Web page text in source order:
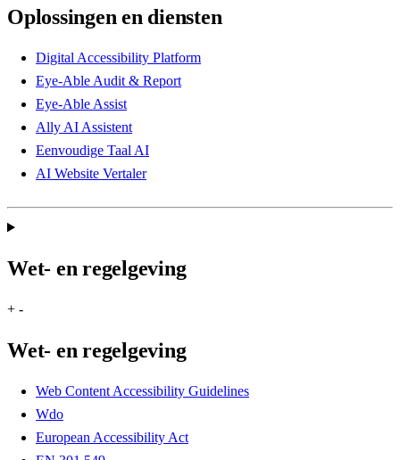
Oplossingen en diensten
Digital Accessibility Platform
Eye-Able Audit & Report
Eye-Able Assist
Ally AI Assistent
Eenvoudige Taal AI
AI Website Vertaler
Wet- en regelgeving
+ -
Wet- en regelgeving
Web Content Accessibility Guidelines
Wdo
European Accessibility Act